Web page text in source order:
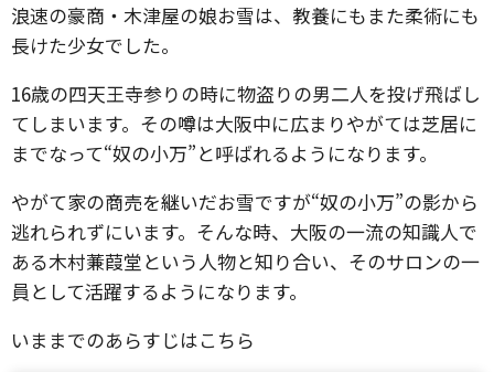
浪速の豪商・木津屋の娘お雪は、教養にもまた柔術にも
長けた少女でした。
16歳の四天王寺参りの時に物盗りの男二人を投げ飛ばし
てしまいます。その噂は大阪中に広まりやがては芝居に
までなって“奴の小万”と呼ばれるようになります。
やがて家の商売を継いだお雪ですが“奴の小万”の影から
逃れられずにいます。そんな時、大阪の一流の知識人で
ある木村蒹葭堂という人物と知り合い、そのサロンの一
員として活躍するようになります。
いままでのあらすじはこちら